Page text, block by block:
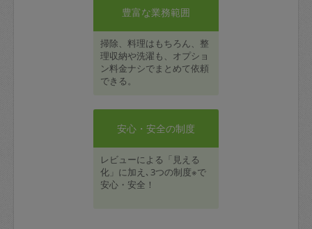
豊富な業務範囲
掃除、料理はもちろん、整
理収納や洗濯も、オプショ
ン料金ナシでまとめて依頼
できる。
安心・安全の制度
レビューによる「見える
化」に加え､3つの制度※で
安心・安全！